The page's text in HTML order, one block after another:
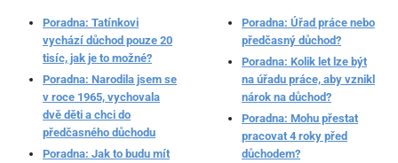
Poradna: Tatínkovi
vychází důchod pouze 20
tisíc, jak je to možné?
Poradna: Narodila jsem se
v roce 1965, vychovala
dvě děti a chci do
předčasného důchodu
Poradna: Jak to budu mít
Poradna: Úřad práce nebo
předčasný důchod?
Poradna: Kolik let lze být
na úřadu práce, aby vznikl
nárok na důchod?
Poradna: Mohu přestat
pracovat 4 roky před
důchodem?